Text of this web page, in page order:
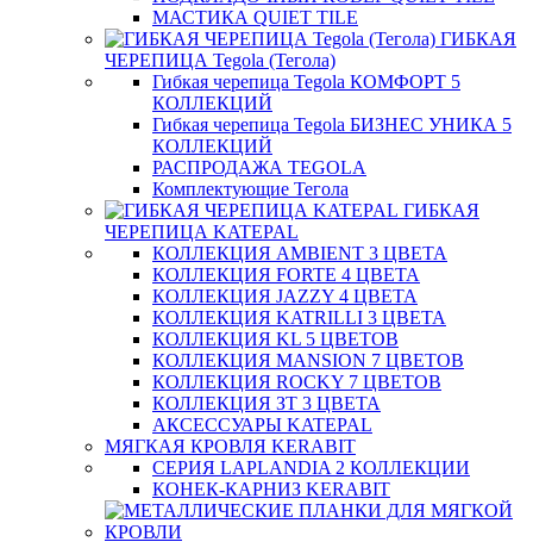
МАСТИКА QUIET TILE
ГИБКАЯ
ЧЕРЕПИЦА Tegola (Тегола)
Гибкая черепица Tegola КОМФОРТ 5
КОЛЛЕКЦИЙ
Гибкая черепица Tegola БИЗНЕС УНИКА 5
КОЛЛЕКЦИЙ
РАСПРОДАЖА TEGOLA
Комплектующие Тегола
ГИБКАЯ
ЧЕРЕПИЦА KATEPAL
КОЛЛЕКЦИЯ AMBIENT 3 ЦВЕТА
КОЛЛЕКЦИЯ FORTE 4 ЦВЕТА
КОЛЛЕКЦИЯ JAZZY 4 ЦВЕТА
КОЛЛЕКЦИЯ KATRILLI 3 ЦВЕТА
КОЛЛЕКЦИЯ KL 5 ЦВЕТОВ
КОЛЛЕКЦИЯ MANSION 7 ЦВЕТОВ
КОЛЛЕКЦИЯ ROCKY 7 ЦВЕТОВ
КОЛЛЕКЦИЯ ЗТ 3 ЦВЕТА
АКСЕССУАРЫ KATEPAL
МЯГКАЯ КРОВЛЯ KERABIT
СЕРИЯ LAPLANDIA 2 КОЛЛЕКЦИИ
КОНЕК-КАРНИЗ KERABIT